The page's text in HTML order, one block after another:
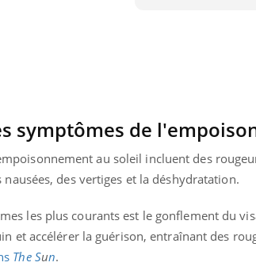
symptômes de
au soleil incluent des
des vertiges et la déshydratation.
les plus courants est le gonflement du
et accélérer la guérison, entraînant des
The Sun.